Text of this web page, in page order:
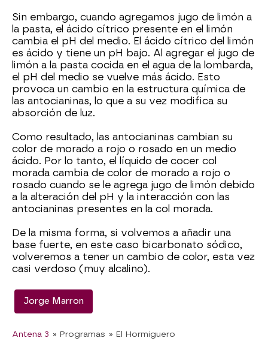
Sin embargo, cuando agregamos jugo de limón a
la pasta, el ácido cítrico presente en el limón
cambia el pH del medio. El ácido cítrico del limón
es ácido y tiene un pH bajo. Al agregar el jugo de
limón a la pasta cocida en el agua de la lombarda,
el pH del medio se vuelve más ácido. Esto
provoca un cambio en la estructura química de
las antocianinas, lo que a su vez modifica su
absorción de luz.
Como resultado, las antocianinas cambian su
color de morado a rojo o rosado en un medio
ácido. Por lo tanto, el líquido de cocer col
morada cambia de color de morado a rojo o
rosado cuando se le agrega jugo de limón debido
a la alteración del pH y la interacción con las
antocianinas presentes en la col morada.
De la misma forma, si volvemos a añadir una
base fuerte, en este caso bicarbonato sódico,
volveremos a tener un cambio de color, esta vez
casi verdoso (muy alcalino).
Jorge Marron
Antena 3 » Programas » El Hormiguero